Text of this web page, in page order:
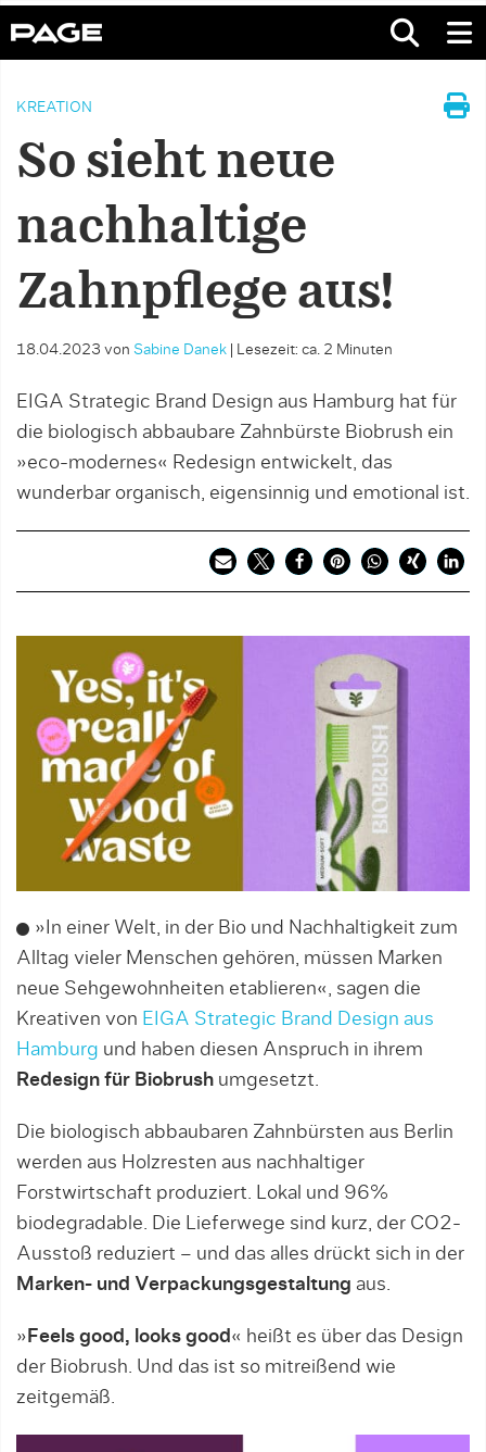
KREATION
So sieht neue
nachhaltige
Zahnpflege aus!
18.04.2023 von Sabine Danek Lesezeit: ca. 2 Minuten
EIGA Strategic Brand Design aus Hamburg hat für
die biologisch abbaubare Zahnbürste Biobrush ein
»eco-modernes« Redesign entwickelt, das
wunderbar organisch, eigensinnig und emotional ist.
»In einer Welt, in der Bio und Nachhaltigkeit zum
Alltag vieler Menschen gehören, müssen Marken
neue Sehgewohnheiten etablieren«, sagen die
Kreativen von EIGA Strategic Brand Design aus
Hamburg und haben diesen Anspruch in ihrem
Redesign für Biobrush umgesetzt.
Die biologisch abbaubaren Zahnbürsten aus Berlin
werden aus Holzresten aus nachhaltiger
Forstwirtschaft produziert. Lokal und 96%
biodegradable. Die Lieferwege sind kurz, der CO2-
Ausstoß reduziert – und das alles drückt sich in der
Marken- und Verpackungsgestaltung aus.
» Feels good, looks good « heißt es über das Design
der Biobrush. Und das ist so mitreißend wie
zeitgemäß.